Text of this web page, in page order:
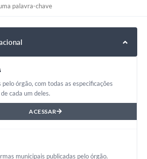
órgão, com todas as especificações
cada um deles.
ACESSAR
municipais publicadas pelo órgão.